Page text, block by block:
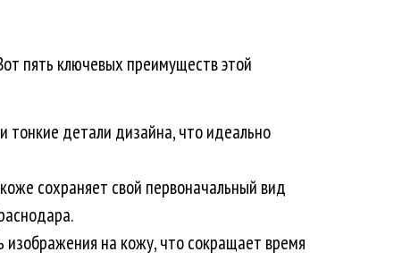
пять ключевых преимуществ этой
тонкие детали дизайна, что идеально
сохраняет свой первоначальный вид
на кожу, что сокращает время